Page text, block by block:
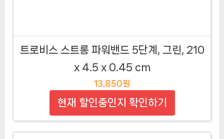
트로비스 스트롱 파워밴드 5단계, 그린, 210
x 4.5 x 0.45 cm
13,850원
현재 할인중인지 확인하기